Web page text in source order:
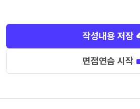
작성내용 저장
면접연습 시작